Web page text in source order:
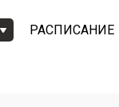
РАСПИСАНИЕ